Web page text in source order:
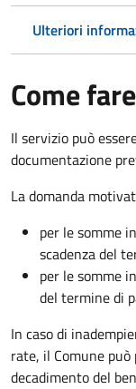
Ulteriori
Come fare
Il servizio può
documentazione
La domanda
per le somme
scadenza del
per le somme
del termine di
In caso di
rate, il Comune
decadimentodel